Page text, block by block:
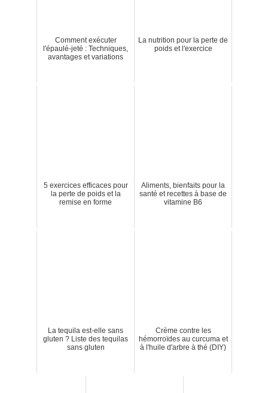
Comment exécuter
l'épaulé-jeté : Techniques,
avantages et variations
La nutrition pour la perte de
poids et l'exercice
5 exercices efficaces pour
la perte de poids et la
remise en forme
Aliments, bienfaits pour la
santé et recettes à base de
vitamine B6
La tequila est-elle sans
gluten ? Liste des tequilas
sans gluten
Crème contre les
hémorroïdes au curcuma et
à l'huile d'arbre à thé (DIY)